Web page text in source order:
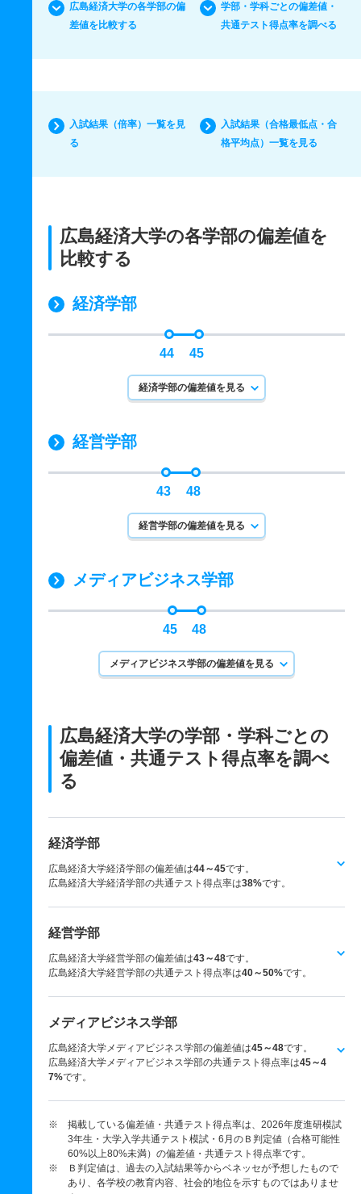
広島経済大学の各学部の偏
差値を比較する
学部・学科ごとの偏差値・
共通テスト得点率を調べる
入試結果（倍率）一覧を見
る
入試結果（合格最低点・合
格平均点）一覧を見る
広島経済大学の各学部の偏差値を
比較する
経済学部
44 45
経済学部の偏差値を見る
経営学部
43 48
経営学部の偏差値を見る
メディアビジネス学部
45 48
メディアビジネス学部の偏差値を見る
広島経済大学の学部・学科ごとの
偏差値・共通テスト得点率を調べ
る
経済学部
広島経済大学経済学部の偏差値は44～45です。
広島経済大学経済学部の共通テスト得点率は38%です。
経営学部
広島経済大学経営学部の偏差値は43～48です。
広島経済大学経営学部の共通テスト得点率は40～50%です。
メディアビジネス学部
広島経済大学メディアビジネス学部の偏差値は45～48です。
広島経済大学メディアビジネス学部の共通テスト得点率は45～4
7%です。
※ 掲載している偏差値・共通テスト得点率は、2026年度進研模試
3年生・大学入学共通テスト模試・6月のＢ判定値（合格可能性
60%以上80%未満）の偏差値・共通テスト得点率です。
※ Ｂ判定値は、過去の入試結果等からベネッセが予想したもので
あり、各学校の教育内容、社会的地位を示すものではありませ